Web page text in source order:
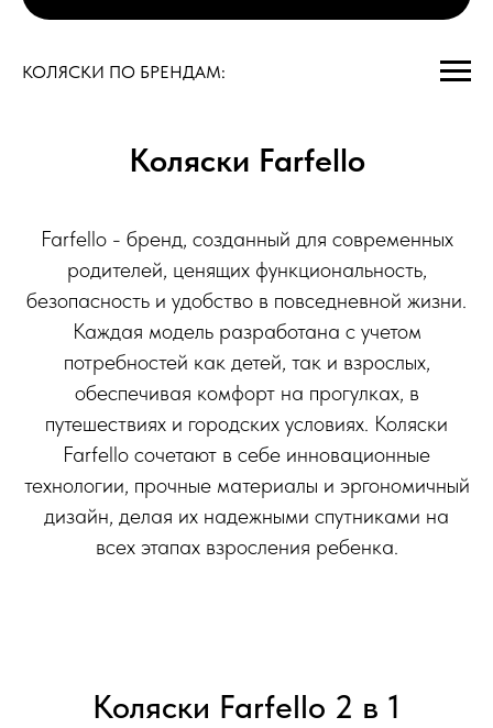
КОЛЯСКИ ПО БРЕНДАМ:
Коляски Farfello
Farfello - бренд, созданный для современных
родителей, ценящих функциональность,
безопасность и удобство в повседневной жизни.
Каждая модель разработана с учетом
потребностей как детей, так и взрослых,
обеспечивая комфорт на прогулках, в
путешествиях и городских условиях. Коляски
Farfello сочетают в себе инновационные
технологии, прочные материалы и эргономичный
дизайн, делая их надежными спутниками на
всех этапах взросления ребенка.
Коляски Farfello 2 в 1